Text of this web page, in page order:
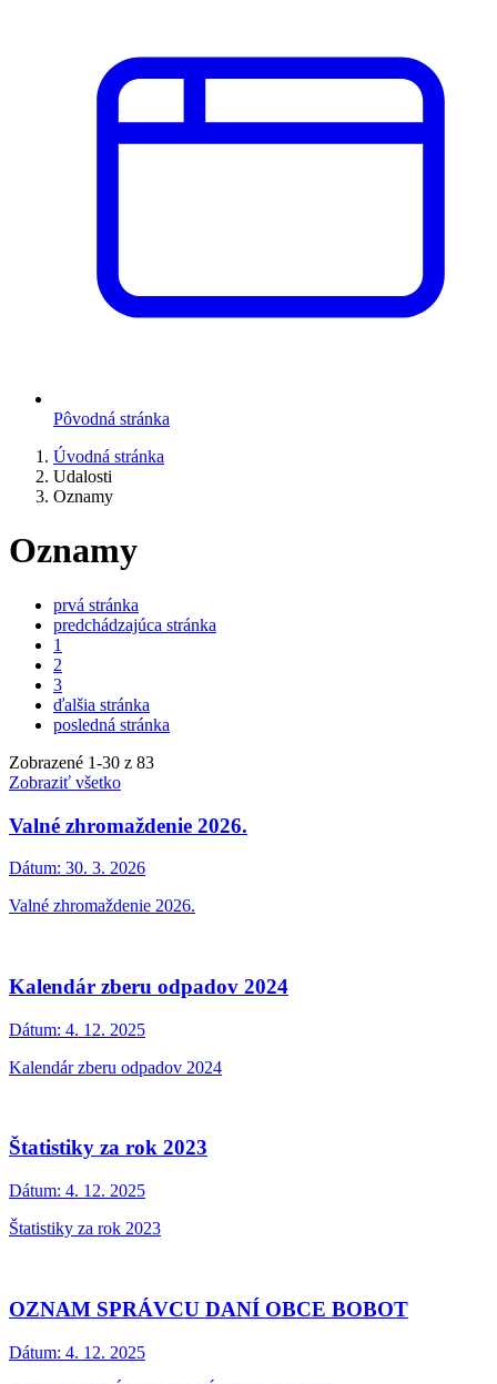
Pôvodná stránka
Úvodná stránka
Udalosti
Oznamy
Oznamy
prvá stránka
predchádzajúca stránka
1
2
3
ďalšia stránka
posledná stránka
Zobrazené 1-30 z 83
Zobraziť všetko
Valné zhromaždenie 2026.
Dátum: 30. 3. 2026
Valné zhromaždenie 2026.
Kalendár zberu odpadov 2024
Dátum: 4. 12. 2025
Kalendár zberu odpadov 2024
Štatistiky za rok 2023
Dátum: 4. 12. 2025
Štatistiky za rok 2023
OZNAM SPRÁVCU DANÍ OBCE BOBOT
Dátum: 4. 12. 2025